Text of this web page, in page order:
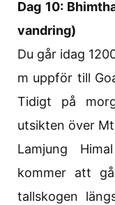
Dag 10:
vandring)
Du går idag
m uppför till
Tidigt på
utsikten över
Lamjung
kommer att
tallskogen